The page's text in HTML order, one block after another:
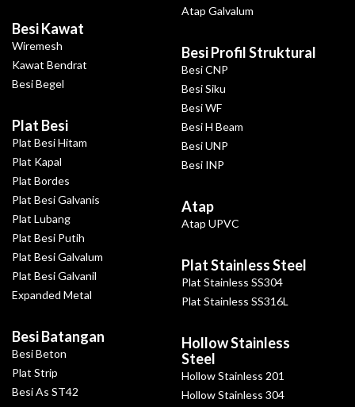
Besi Kawat
Wiremesh
Kawat Bendrat
Besi Begel
Plat Besi
Plat Besi Hitam
Plat Kapal
Plat Bordes
Plat Besi Galvanis
Plat Lubang
Plat Besi Putih
Plat Besi Galvalum
Plat Besi Galvanil
Expanded Metal
Besi Batangan
Besi Beton
Plat Strip
Besi As ST42
Atap Galvalum
Besi Profil Struktural
Besi CNP
Besi Siku
Besi WF
Besi H Beam
Besi UNP
Besi INP
Atap
Atap UPVC
Plat Stainless Steel
Plat Stainless SS304
Plat Stainless SS316L
Hollow Stainless
Steel
Hollow Stainless 201
Hollow Stainless 304